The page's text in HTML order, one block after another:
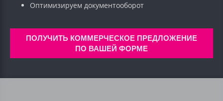
Оптимизируем документооборот
ПОЛУЧИТЬ КОММЕРЧЕСКОЕ ПРЕДЛОЖЕНИЕ
ПО ВАШЕЙ ФОРМЕ